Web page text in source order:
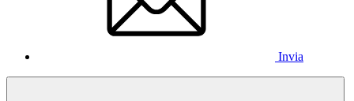
Invia